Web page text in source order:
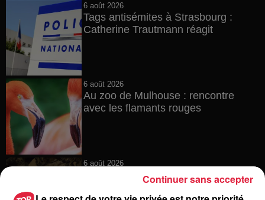
6 août 2026
Tags antisémites à Strasbourg :
Catherine Trautmann réagit
6 août 2026
Au zoo de Mulhouse : rencontre
avec les flamants rouges
6 août 2026
Les dernières infos sur la venue du
pape à Metz en septembre
Continuer sans accepter